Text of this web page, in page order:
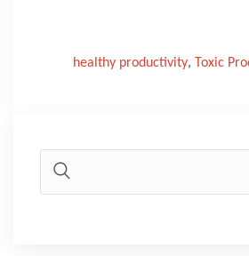
Toxic
,
healthy productivity